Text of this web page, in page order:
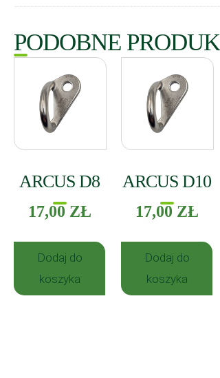
PODOBNE
ARCUS D8
17,00 ZŁ
Dodaj do
koszyka
ARCUS D10
17,00 ZŁ
Dodaj do
koszyka